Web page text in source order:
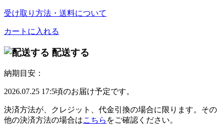
受け取り方法・送料について
カートに入れる
配送する
納期目安：
2026.07.25 17:5頃のお届け予定です。
決済方法が、クレジット、代金引換の場合に限ります。その
他の決済方法の場合はこちら をご確認ください。